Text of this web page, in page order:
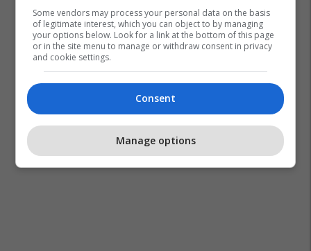
Some vendors may process your personal data on the basis
of legitimate interest, which you can object to by managing
your options below. Look for a link at the bottom of this page
or in the site menu to manage or withdraw consent in privacy
and cookie settings.
Consent
Manage options